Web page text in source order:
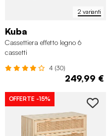
2 varianti
Kuba
Cassettiera effetto legno 6
cassetti
4 (30)
249,99 €
OFFERTE -15%